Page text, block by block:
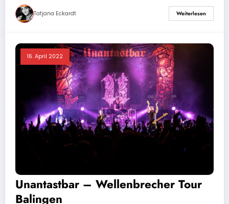
Tatjana Eckardt Weiterlesen
16. April 2022
Unantastbar – Wellenbrecher Tour
Balingen